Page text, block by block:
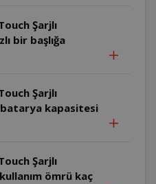
Şarjlı
bir başlığa
Şarjlı
batarya kapasitesi
Şarjlı
ömrü kaç